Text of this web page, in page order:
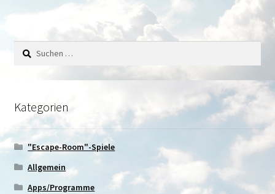
Suchen
nach:
Kategorien
"Escape-Room"-Spiele
Allgemein
Apps/Programme